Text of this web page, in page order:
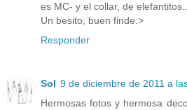
es MC- y el collar, de
Un besito, buen finde:>
Responder
Sol 9 de diciembre de 2011 a
Hermosas fotos y hermosa